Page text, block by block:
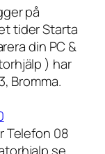
på
tider Starta
din PC &
) har
Bromma.
Telefon 08